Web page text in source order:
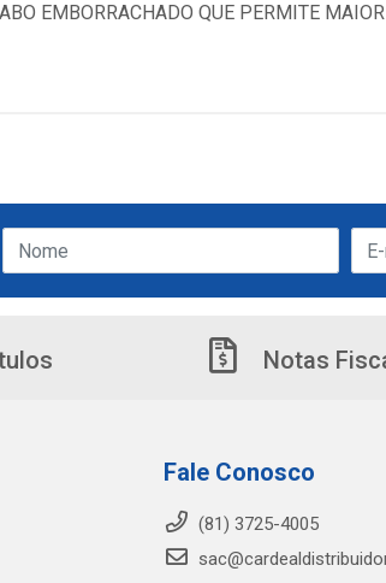
EMBORRACHADO QUE PERMITE
Notas
Fale Conosco
(81) 3725-4005